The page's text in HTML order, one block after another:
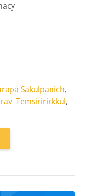
Sakulpanich,
Temsiririrkkul,